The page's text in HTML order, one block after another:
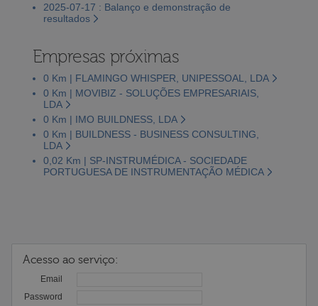
2025-07-17 : Balanço e demonstração de
resultados
Empresas próximas
0 Km | FLAMINGO WHISPER, UNIPESSOAL, LDA
0 Km | MOVIBIZ - SOLUÇÕES EMPRESARIAIS,
LDA
0 Km | IMO BUILDNESS, LDA
0 Km | BUILDNESS - BUSINESS CONSULTING,
LDA
0,02 Km | SP-INSTRUMÉDICA - SOCIEDADE
PORTUGUESA DE INSTRUMENTAÇÃO MÉDICA
Acesso ao serviço:
Email
Password